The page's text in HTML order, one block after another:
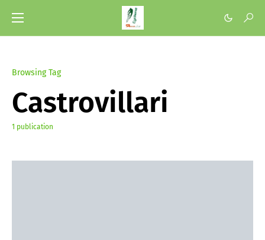
Browsing Tag
Castrovillari
1 publication